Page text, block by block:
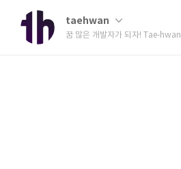
taehwan
꿈 많은 개발자가 되자! Tae-hwan